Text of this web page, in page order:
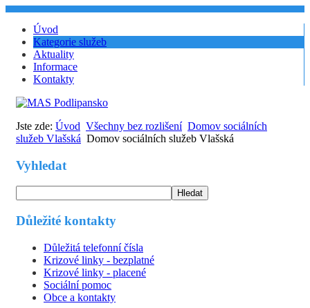
Úvod
Kategorie služeb
Aktuality
Informace
Kontakty
Jste zde: Úvod Všechny bez rozlišení Domov sociálních
služeb Vlašská Domov sociálních služeb Vlašská
Vyhledat
Hledat
Důležité kontakty
Důležitá telefonní čísla
Krizové linky - bezplatné
Krizové linky - placené
Sociální pomoc
Obce a kontakty